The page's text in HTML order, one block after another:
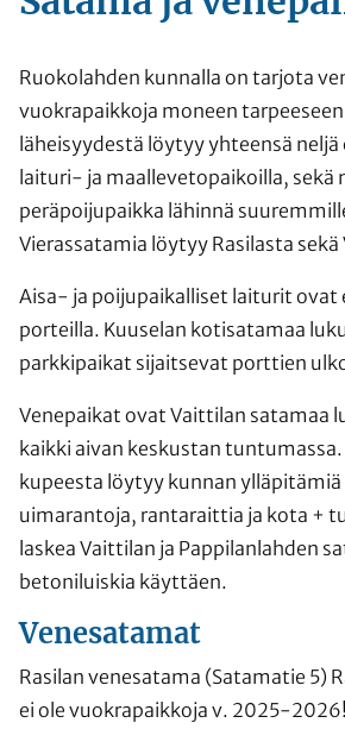
Ruokolahden kunnalla on tarjota
vuokrapaikkoja moneen
läheisyydestä löytyy yhteensä neljä
laituri- ja maallevetopaikoilla, sekä
peräpoijupaikka lähinnä
Vierassatamia löytyy Rasilasta
Aisa- ja poijupaikalliset laiturit
porteilla. Kuuselan kotisatamaa
parkkipaikat sijaitsevat porttien
Venepaikat ovat Vaittilan satamaa
kaikki aivan keskustan
kupeesta löytyy kunnan
uimarantoja, rantaraittia ja kota +
laskea Vaittilan ja Pappilanlahden
betoniluiskia käyttäen.
Venesatamat
Rasilan venesatama (Satamatie 5)
ei ole vuokrapaikkoja v. 2025-2026!